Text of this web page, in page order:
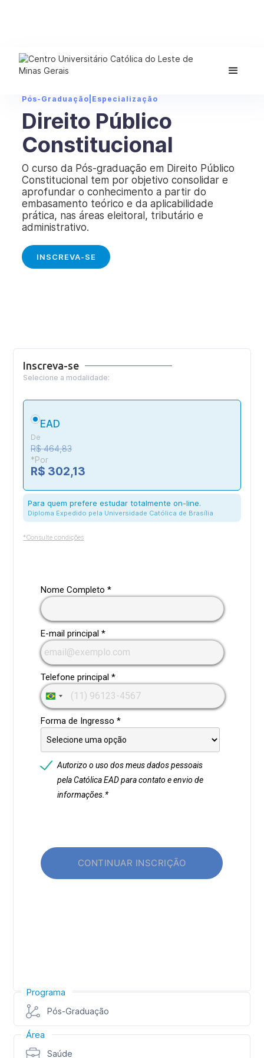
Pós-Graduação Especialização
Direito Público
Constitucional
O curso da Pós-graduação em Direito Público
Constitucional tem por objetivo consolidar e
aprofundar o conhecimento a partir do
embasamento teórico e da aplicabilidade
prática, nas áreas eleitoral, tributário e
administrativo.
INSCREVA-SE
Programa
Pós-Graduação
Área
Saúde
Inscreva-se
Selecione a modalidade:
EAD
De
R$ 464,83
*Por
R$ 302,13
Para quem prefere estudar totalmente on-line.
Diploma Expedido pela Universidade Católica de Brasília
*Consulte condições